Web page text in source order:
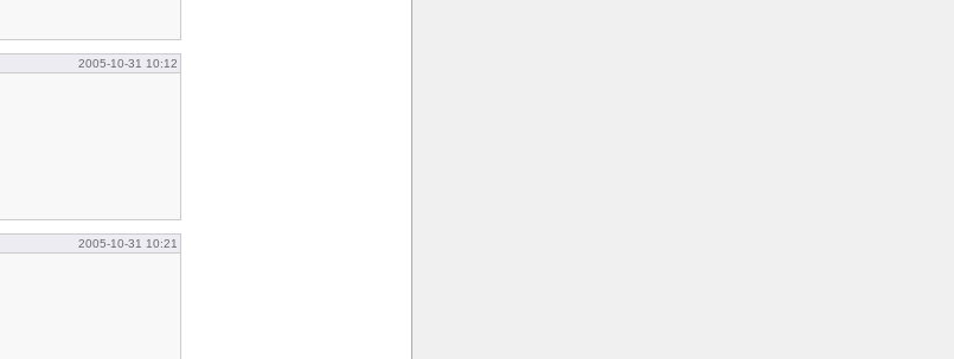
2005-10-31 10:12
2005-10-31 10:21